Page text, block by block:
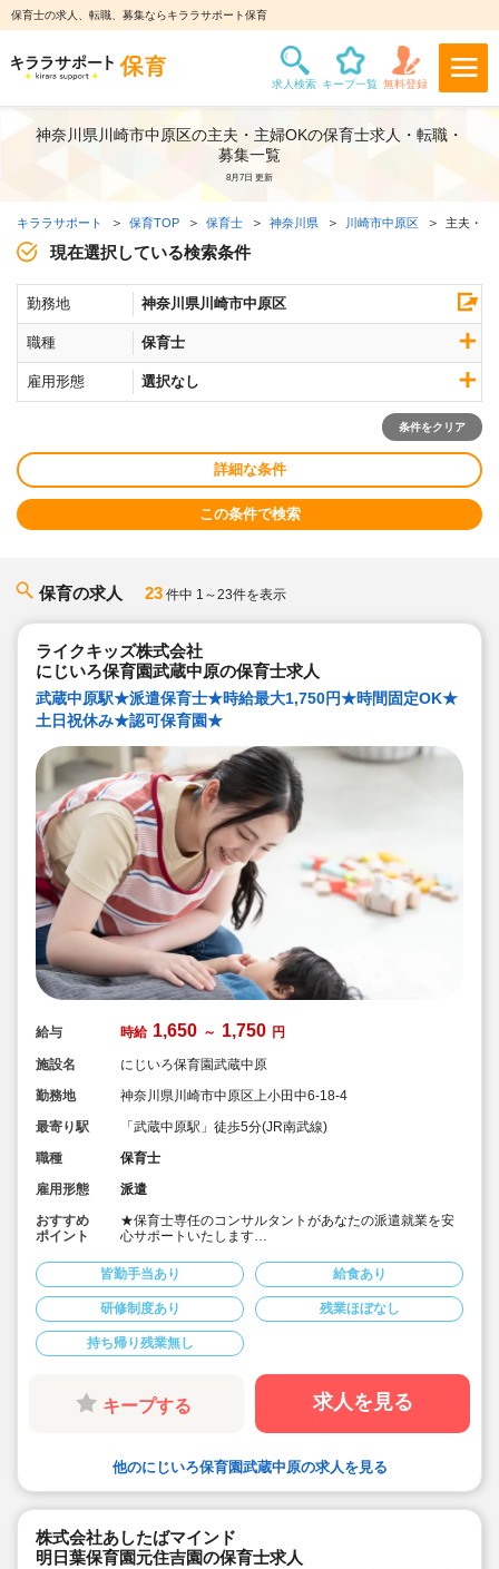
保育士の求人、転職、募集ならキララサポート保育
神奈川県川崎市中原区の主夫・主婦OKの保育士求人・転職・
募集一覧
8月7日 更新
キララサポート 保育TOP 保育士 神奈川県 川崎市中原区 主夫・主
現在選択している検索条件
勤務地 神奈川県川崎市中原区
職種 保育士
雇用形態 選択なし
条件をクリア
詳細な条件
この条件で検索
保育の求人 23 件中 1～23件を表示
ライクキッズ株式会社
にじいろ保育園武蔵中原の保育士求人
武蔵中原駅★派遣保育士★時給最大1,750円★時間固定OK★
土日祝休み★認可保育園★
給与 時給 1,650 ～ 1,750 円
施設名
にじいろ保育園武蔵中原
勤務地
神奈川県川崎市中原区上小田中6-18-4
最寄り駅
「武蔵中原駅」徒歩5分(JR南武線)
職種
保育士
雇用形態
派遣
おすすめ
ポイント
★保育士専任のコンサルタントがあなたの派遣就業を安
心サポートいたします
城駅」徒歩19分の認可保育園です
★時給1,650円～1,750円、別途交通費支給！
★時間固定＆土日祝休み！
★ワークライフバランス重視してご勤務いただけます
★４月スタートOK！
皆勤手当あり 給食あり
研修制度あり 残業ほぼなし
持ち帰り残業無し
キープする 求人を見る
他のにじいろ保育園武蔵中原の求人を見る
株式会社あしたばマインド
明日葉保育園元住吉園の保育士求人